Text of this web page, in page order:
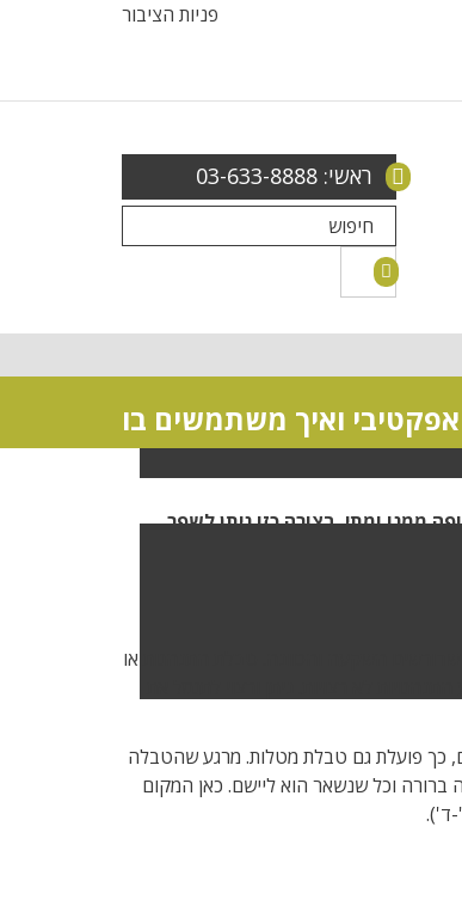
פניות הציבור
ראשי: 03-633-8888
אפקטיבי ואיך משתמשים בו
ממנו ומתי. בצורה כזו ניתן לשפר
שדורשים השקעה והכוונה. טבלת התנהגות או
כך פועלת גם טבלת מטלות. מרגע שהטבלה
ברורה וכל שנשאר הוא ליישם. כאן המקום